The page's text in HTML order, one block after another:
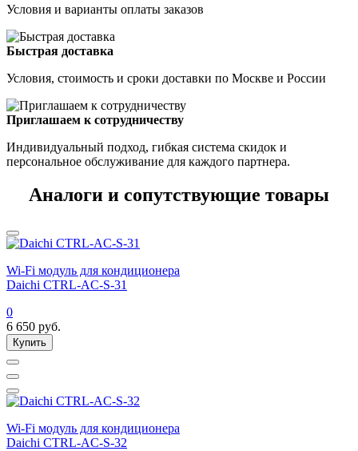
Условия и варианты оплаты заказов
Быстрая доставка
Условия, стоимость и сроки доставки по Москве и России
Приглашаем к сотрудничеству
Индивидуальный подход, гибкая система скидок и
персональное обслуживание для каждого партнера.
Аналоги и сопутствующие товары
Wi-Fi модуль для кондиционера
Daichi CTRL-AC-S-31
0
6 650 руб.
Купить
Wi-Fi модуль для кондиционера
Daichi CTRL-AC-S-32